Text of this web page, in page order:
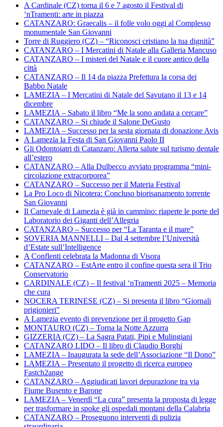
A Cardinale (CZ) torna il 6 e 7 agosto il Festival di
‘nTramenti: arte in piazza
CATANZARO: Graecalis – il folle volo oggi al Complesso
monumentale San Giovanni
Torre di Ruggiero (CZ) – “Riconosci cristiano la tua dignità”
CATANZARO – I Mercatini di Natale alla Galleria Mancuso
CATANZARO – I misteri del Natale e il cuore antico della
città
CATANZARO – Il 14 da piazza Prefettura la corsa dei
Babbo Natale
LAMEZIA – I Mercatini di Natale del Savutano il 13 e 14
dicembre
LAMEZIA – Sabato il libro “Me la sono andata a cercare”
CATANZARO – Si chiude il Salone DeGusto
LAMEZIA – Successo per la sesta giornata di donazione Avis
A Lamezia la Festa di San Giovanni Paolo II
Gli Odontoiatri di Catanzaro: Allerta salute sul turismo dentale
all’estero
CATANZARO – Alla Dulbecco avviato programma “mini-
circolazione extracorporea”
CATANZARO – Successo per il Materia Festival
La Pro Loco di Nicotera: Concluso biorisanamento torrente
San Giovanni
Il Carnevale di Lamezia è già in cammino: riaperte le porte del
Laboratorio dei Giganti dell’Allegria
CATANZARO – Successo per “La Taranta e il mare”
SOVERIA MANNELLI – Dal 4 settembre l’Università
d’Estate sull’Intelligence
A Conflenti celebrata la Madonna di Visora
CATANZARO – EstArte entro il confine questa sera il Trio
Conservatorio
CARDINALE (CZ) – Il festival ‘nTramenti 2025 – Memoria
che cura
NOCERA TERINESE (CZ) – Si presenta il libro “Giornali
prigionieri”
A Lamezia evento di prevenzione per il progetto Gap
MONTAURO (CZ) – Torna la Notte Azzurra
GIZZERIA (CZ) – La Sagra Patati, Pipi e Mulingiani
CATANZARO LIDO – Il libro di Claudio Borghi
LAMEZIA – Inaugurata la sede dell’Associazione “Il Dono”
LAMEZIA – Presentato il progetto di ricerca europeo
Fastch2ange
CATANZARO – Aggiudicati lavori depurazione tra via
Fiume Busento e Barone
LAMEZIA – Venerdì “La cura” presenta la proposta di legge
per trasformare in spoke gli ospedali montani della Calabria
CATANZARO – Proseguono interventi di pulizia